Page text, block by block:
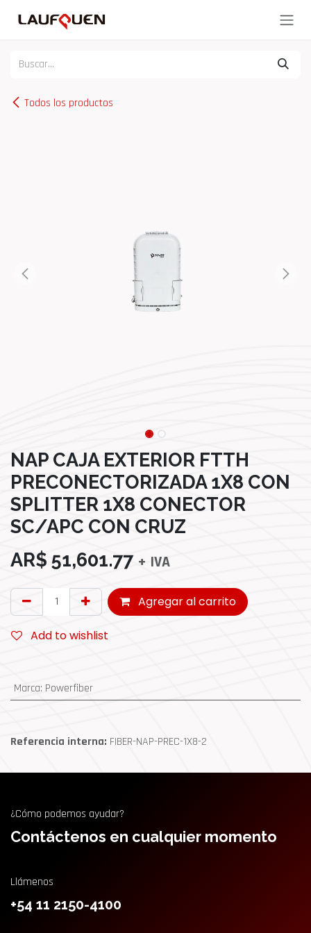
Todos los productos
NAP CAJA EXTERIOR FTTH
PRECONECTORIZADA 1X8 CON
SPLITTER 1X8 CONECTOR
SC/APC CON CRUZ
AR$ 51,601.77 + IVA
Agregar al carrito
Add to wishlist
Marca: Powerfiber
Referencia interna: FIBER-NAP-PREC-1X8-2
¿Cómo podemos ayudar?
Contáctenos en cualquier momento
Llámenos
+54 11 2150-4100